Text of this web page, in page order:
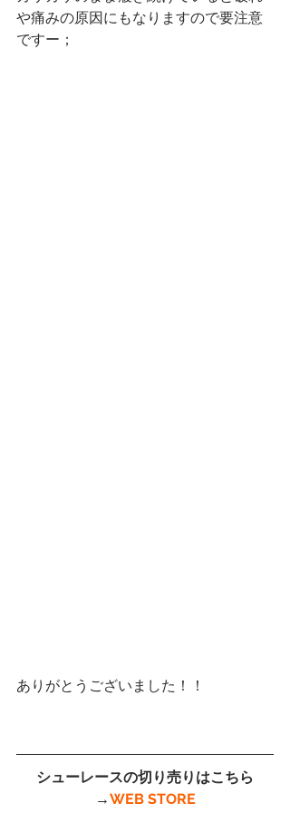
や痛みの原因にもなりますので要注意
ですー；
ありがとうございました！！
シューレースの切り売りはこちら
→WEB STORE